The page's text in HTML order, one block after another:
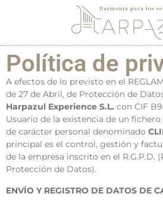
Política de
A efectos de lo previsto en el
de 27 de Abril, de Protección de
Harpazul Experience S.L. con CIF
Usuario de la existencia de un
de carácter personal denominado
principal es el control, gestión y
de la empresa inscrito en el R.G.P.D.
Protección de Datos).
ENVÍO Y REGISTRO DE DATOS DE